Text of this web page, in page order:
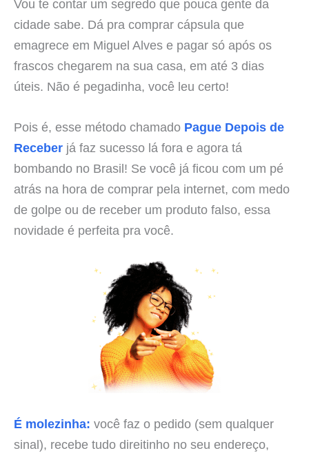
Vou te contar um segredo que pouca gente da
cidade sabe. Dá pra comprar cápsula que
emagrece em Miguel Alves e pagar só após os
frascos chegarem na sua casa, em até 3 dias
úteis. Não é pegadinha, você leu certo!
Pois é, esse método chamado Pague Depois de
Receber já faz sucesso lá fora e agora tá
bombando no Brasil! Se você já ficou com um pé
atrás na hora de comprar pela internet, com medo
de golpe ou de receber um produto falso, essa
novidade é perfeita pra você.
É molezinha: você faz o pedido (sem qualquer
sinal), recebe tudo direitinho no seu endereço,